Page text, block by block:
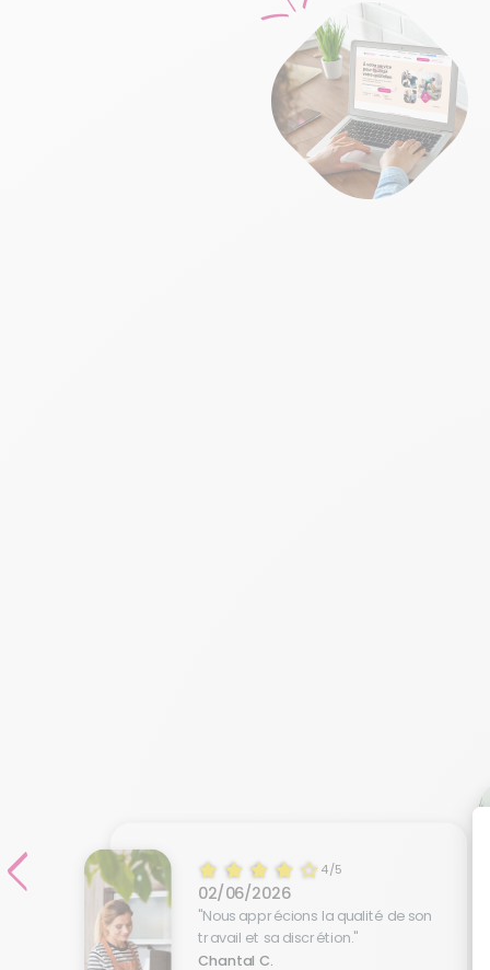
4/5
02/06/2026
"Nous apprécions la qualité de son
travail et sa discrétion."
Chantal C.